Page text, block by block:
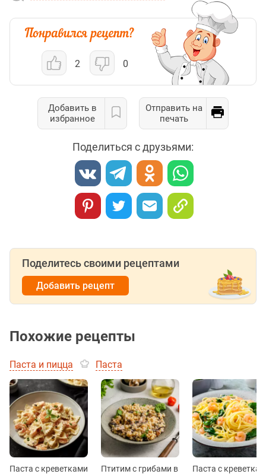
2 0
Добавить в
избранное
Отправить на
печать
Поделиться с друзьями:
Поделитесь своими рецептами
Добавить рецепт
Похожие рецепты
Паста и пицца Паста
Паста с креветками
Птитим с грибами в
Паста с